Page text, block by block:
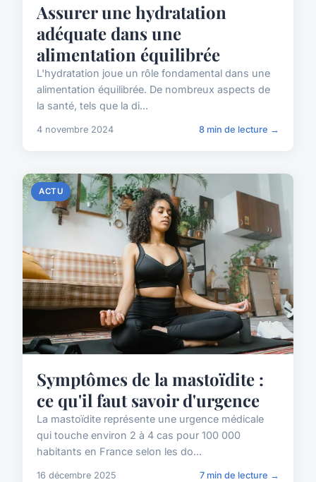
Assurer une hydratation
adéquate dans une
alimentation équilibrée
L'hydratation joue un rôle fondamental dans une
alimentation équilibrée. De nombreux aspects de
la santé, tels que la di...
4 novembre 2024 8 min de lecture →
ACTU
Symptômes de la mastoïdite :
ce qu'il faut savoir d'urgence
La mastoïdite représente une urgence médicale
qui touche environ 2 à 4 cas pour 100 000
habitants en France selon les do...
16 décembre 2025 7 min de lecture →